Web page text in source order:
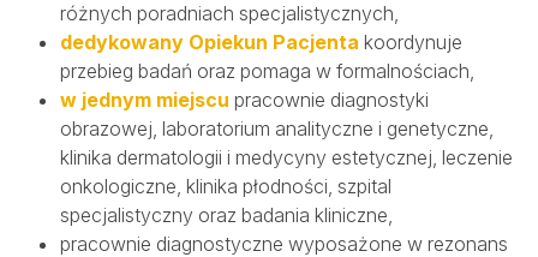
SALVE PŁODNOŚĆ
SALVE ONKOLOGIA
REHABILITACJA
OPIEKA DOMOWA
SALVE MEDICA ŁÓDŹ
SALVE MEDICA WARSZAWA
PROJEKTY UNIJNE
różnych poradniach specjalistycznych,
dedykowany Opiekun Pacjenta koordynuje
przebieg badań oraz pomaga w formalnościach,
w jednym miejscu pracownie diagnostyki
obrazowej, laboratorium analityczne i genetyczne,
klinika dermatologii i medycyny estetycznej, leczenie
onkologiczne, klinika płodności, szpital
specjalistyczny oraz badania kliniczne,
pracownie diagnostyczne wyposażone w rezonans